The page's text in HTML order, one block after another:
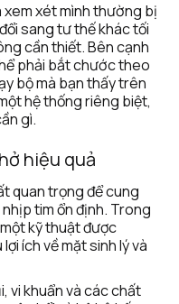
xem xét mình thường bị
sang tư thế khác tối
cần thiết. Bên cạnh
phải bắt chước theo
bộ mà bạn thấy trên
hệ thống riêng biệt,
gì.
hiệu quả
quan trọng để cung
tim ổn định. Trong
kỹ thuật được
ích về mặt sinh lý và
vi khuẩn và các chất